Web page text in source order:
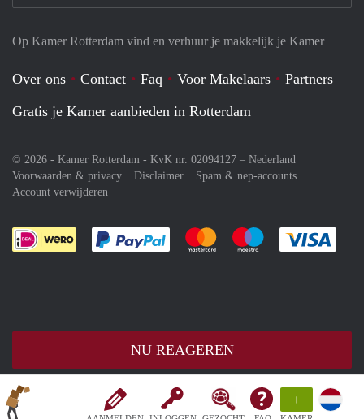
+
NU REAGEREN
Op Kamer Rotterdam vind en verhuur je makkelijk je Kamer
Over ons Contact Faq Voor Makelaars
Partners
Gratis je Kamer aanbieden in Rotterdam
© 2026 - Kamer Rotterdam - KvK nr. 02094127 – Nederland
Voorwaarden & privacy
Disclaimer
Spam & nep-accounts
Account verwijderen
Je rekent gemakkelijk af met Paypal
Je rekent gemakkelijk af met
Je rekent